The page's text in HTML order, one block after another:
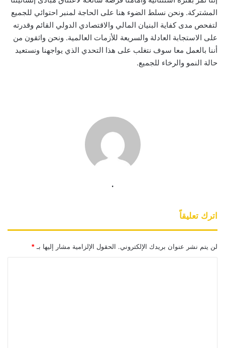
المشتركة. ونحن نسلط الضوء هنا على الحاجة لمنبر احتوائي للجميع
لتفحص مدى كفاية البنيان المالي والاقتصادي الدولي القائم وقدرته
على الاستجابة العادلة والسريعة للأزمات العالمية. ونحن واثقون من
أننا بالعمل معا سوف نتغلب على هذا التحدي الذي يواجهنا ونستعيد
حالة النمو والرخاء للجميع.
.
اترك تعليقاً
لن يتم نشر عنوان بريدك الإلكتروني. الحقول الإلزامية مشار إليها بـ *